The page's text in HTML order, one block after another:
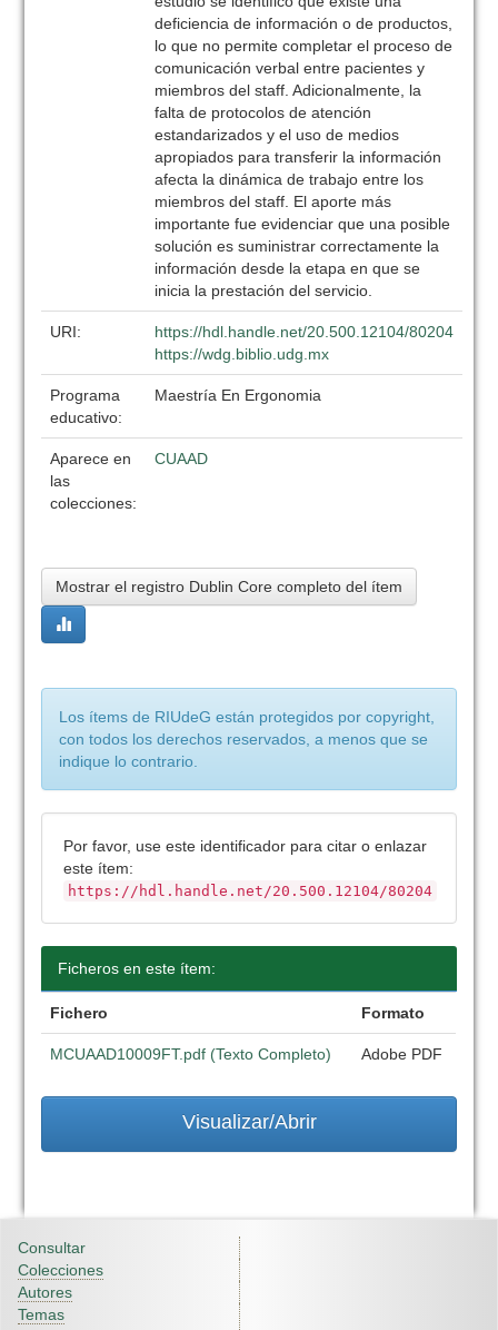
deficiencia de información o de productos,
lo que no permite completar el proceso de
comunicación verbal entre pacientes y
miembros del staff. Adicionalmente, la
falta de protocolos de atención
estandarizados y el uso de medios
apropiados para transferir la información
afecta la dinámica de trabajo entre los
miembros del staff. El aporte más
importante fue evidenciar que una posible
solución es suministrar correctamente la
información desde la etapa en que se
inicia la prestación del servicio.
URI:
https://hdl.handle.net/20.500.12104/80204
https://wdg.biblio.udg.mx
Programa
educativo:
Maestría En Ergonomia
Aparece en
las
colecciones:
CUAAD
Mostrar el registro Dublin Core completo del ítem
Los ítems de RIUdeG están protegidos por copyright,
con todos los derechos reservados, a menos que se
indique lo contrario.
Por favor, use este identificador para citar o enlazar
este ítem:
https://hdl.handle.net/20.500.12104/80204
Ficheros en este ítem:
Fichero Formato
MCUAAD10009FT.pdf (Texto Completo) Adobe PDF
Visualizar/Abrir
Consultar
Colecciones
Autores
Temas